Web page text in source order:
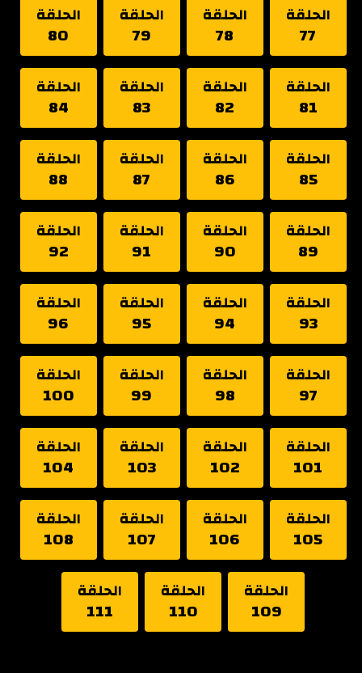
الحلقة
77
الحلقة
78
الحلقة
79
الحلقة
80
الحلقة
81
الحلقة
82
الحلقة
83
الحلقة
84
الحلقة
85
الحلقة
86
الحلقة
87
الحلقة
88
الحلقة
89
الحلقة
90
الحلقة
91
الحلقة
92
الحلقة
93
الحلقة
94
الحلقة
95
الحلقة
96
الحلقة
97
الحلقة
98
الحلقة
99
الحلقة
100
الحلقة
101
الحلقة
102
الحلقة
103
الحلقة
104
الحلقة
105
الحلقة
106
الحلقة
107
الحلقة
108
الحلقة
109
الحلقة
110
الحلقة
111